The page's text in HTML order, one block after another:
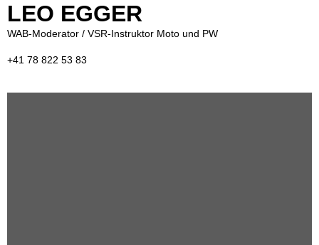
LEO EGGER
WAB-Moderator / VSR-Instruktor Moto und PW
+41 78 822 53 83